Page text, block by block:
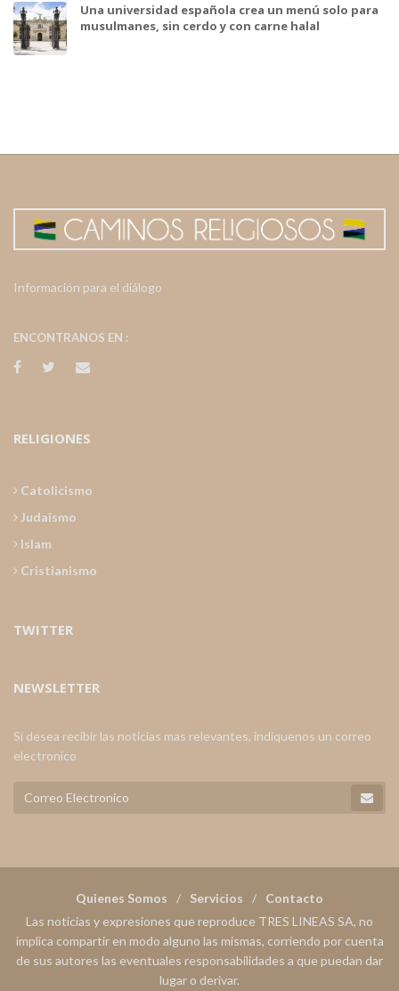
Una universidad española crea un menú solo para
musulmanes, sin cerdo y con carne halal
Información para el diálogo
ENCONTRANOS EN :
RELIGIONES
Catolicismo
Judaismo
Islam
Cristianismo
TWITTER
NEWSLETTER
Si desea recibir las noticias mas relevantes, indiquenos un correo
electronico
Quienes Somos Servicios
Contacto
Las noticias y expresiones que reproduce TRES LINEAS SA, no
implica compartir en modo alguno las mismas, corriendo por cuenta
de sus autores las eventuales responsabilidades a que puedan dar
lugar o derivar.